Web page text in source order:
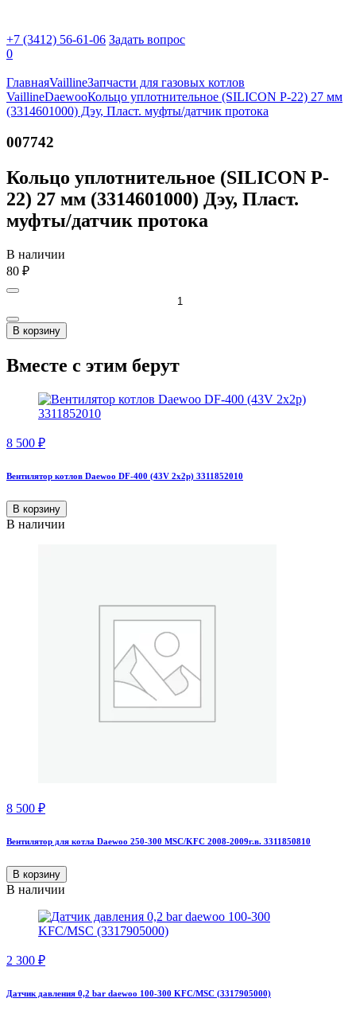
+7 (3412) 56-61-06 Задать вопрос
0
ГлавнаяVaillineЗапчасти для газовых котлов
VaillineDaewooКольцо уплотнительное (SILICON P-22) 27 мм
(3314601000) Дэу, Пласт. муфты/датчик протока
007742
Кольцо уплотнительное (SILICON P-
22) 27 мм (3314601000) Дэу, Пласт.
муфты/датчик протока
В наличии
80 ₽
В корзину
Вместе с этим берут
8 500 ₽
Вентилятор котлов Daewoo DF-400 (43V 2x2p) 3311852010
В корзину
В наличии
8 500 ₽
Вентилятор для котла Daewoo 250-300 MSC/KFC 2008-2009г.в. 3311850810
В корзину
В наличии
2 300 ₽
Датчик давления 0,2 bar daewoo 100-300 KFC/MSC (3317905000)